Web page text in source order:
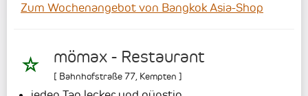
Zum Wochenangebot von Bangkok Asia-Shop
mömax - Restaurant
[ Bahnhofstraße 77, Kempten ]